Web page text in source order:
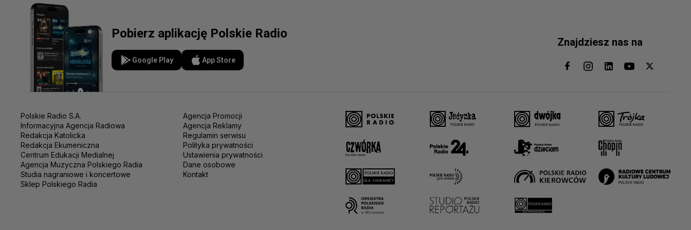
Pobierz aplikację Polskie Radio
Google Play App Store
Znajdziesz nas na
Polskie Radio S.A.
Informacyjna Agencja Radiowa
Redakcja Katolicka
Redakcja Ekumeniczna
Centrum Edukacji Medialnej
Agencja Muzyczna Polskiego Radia
Studia nagraniowe i koncertowe
Sklep Polskiego Radia
Agencja Promocji
Agencja Reklamy
Regulamin serwisu
Polityka prywatności
Ustawienia prywatności
Dane osobowe
Kontakt